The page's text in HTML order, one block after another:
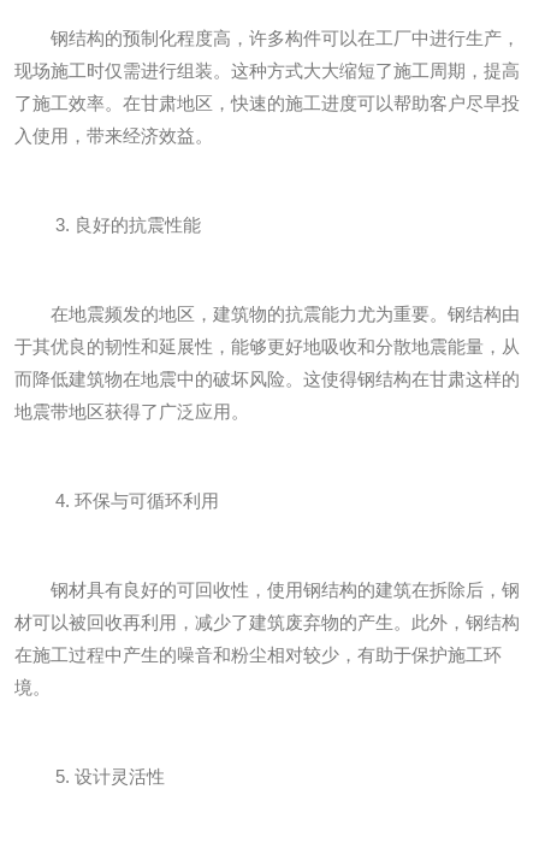
钢结构的预制化程度高，许多构件可以在工厂中进行生产，
现场施工时仅需进行组装。这种方式大大缩短了施工周期，提高
了施工效率。在甘肃地区，快速的施工进度可以帮助客户尽早投
入使用，带来经济效益。
3. 良好的抗震性能
在地震频发的地区，建筑物的抗震能力尤为重要。钢结构由
于其优良的韧性和延展性，能够更好地吸收和分散地震能量，从
而降低建筑物在地震中的破坏风险。这使得钢结构在甘肃这样的
地震带地区获得了广泛应用。
4. 环保与可循环利用
钢材具有良好的可回收性，使用钢结构的建筑在拆除后，钢
材可以被回收再利用，减少了建筑废弃物的产生。此外，钢结构
在施工过程中产生的噪音和粉尘相对较少，有助于保护施工环
境。
5. 设计灵活性